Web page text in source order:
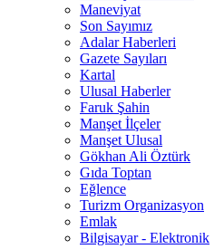
Maneviyat
Son Sayımız
Adalar Haberleri
Gazete Sayıları
Kartal
Ulusal Haberler
Faruk Şahin
Manşet İlçeler
Manşet Ulusal
Gökhan Ali Öztürk
Gıda Toptan
Eğlence
Turizm Organizasyon
Emlak
Bilgisayar - Elektronik